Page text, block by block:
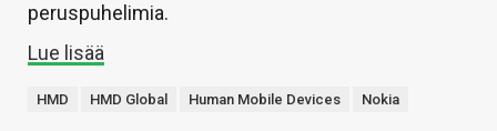
peruspuhelimia.
Lue lisää
HMD HMD Global Human Mobile Devices Nokia